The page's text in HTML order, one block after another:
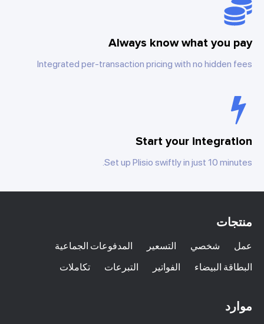
Always know what you pay
Integrated per-transaction pricing with no hidden fees
Start your integration
Set up Plisio swiftly in just 10 minutes.
منتجات
عمل شخصي التسعير
المدفوعات الجماعية
البطاقة البيضاء
الفواتير التبرعات تكاملات
موارد